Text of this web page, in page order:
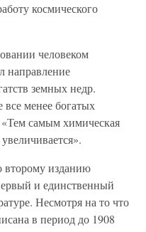
космического
человеком
направление
земных недр.
все менее богатых
самым химическая
второму изданию
и единственный
Несмотря на то что
в период до 1908